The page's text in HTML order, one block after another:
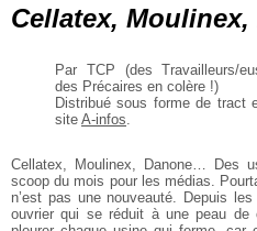
Cellatex, Moulinex,
Par TCP (des Travailleurs/
des Précaires en colère !)
Distribué sous forme de tract
site A-infos
Cellatex, Moulinex, Danone… Des
scoop du mois pour les médias.
n’est pas une nouveauté. Depuis
ouvrier qui se réduit à une peau de